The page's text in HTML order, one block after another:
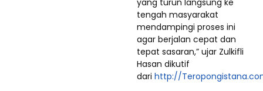
yang turun langsung ke
tengah masyarakat
mendampingi proses ini
agar berjalan cepat dan
tepat sasaran,” ujar Zulkifli
Hasan dikutif
dari http://